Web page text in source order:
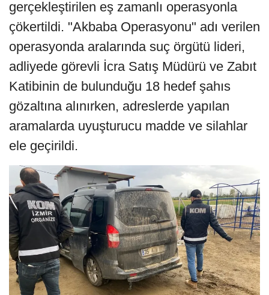
gerçekleştirilen eş zamanlı operasyonla
çökertildi. "Akbaba Operasyonu" adı verilen
operasyonda aralarında suç örgütü lideri,
adliyede görevli İcra Satış Müdürü ve Zabıt
Katibinin de bulunduğu 18 hedef şahıs
gözaltına alınırken, adreslerde yapılan
aramalarda uyuşturucu madde ve silahlar
ele geçirildi.